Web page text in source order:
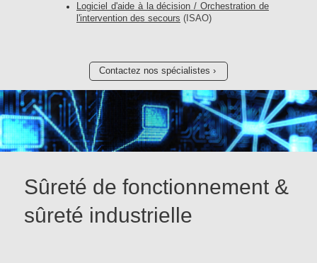
Logiciel d'aide à la décision / Orchestration de
l'intervention des secours (ISAO)
Contactez nos spécialistes
Sûreté de fonctionnement &
sûreté industrielle